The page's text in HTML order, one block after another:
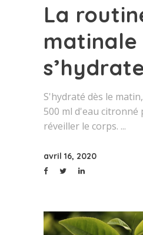
La
S'hydraté dès le
500 ml d'eau citronné
réveiller le corps.
avril 16, 2020